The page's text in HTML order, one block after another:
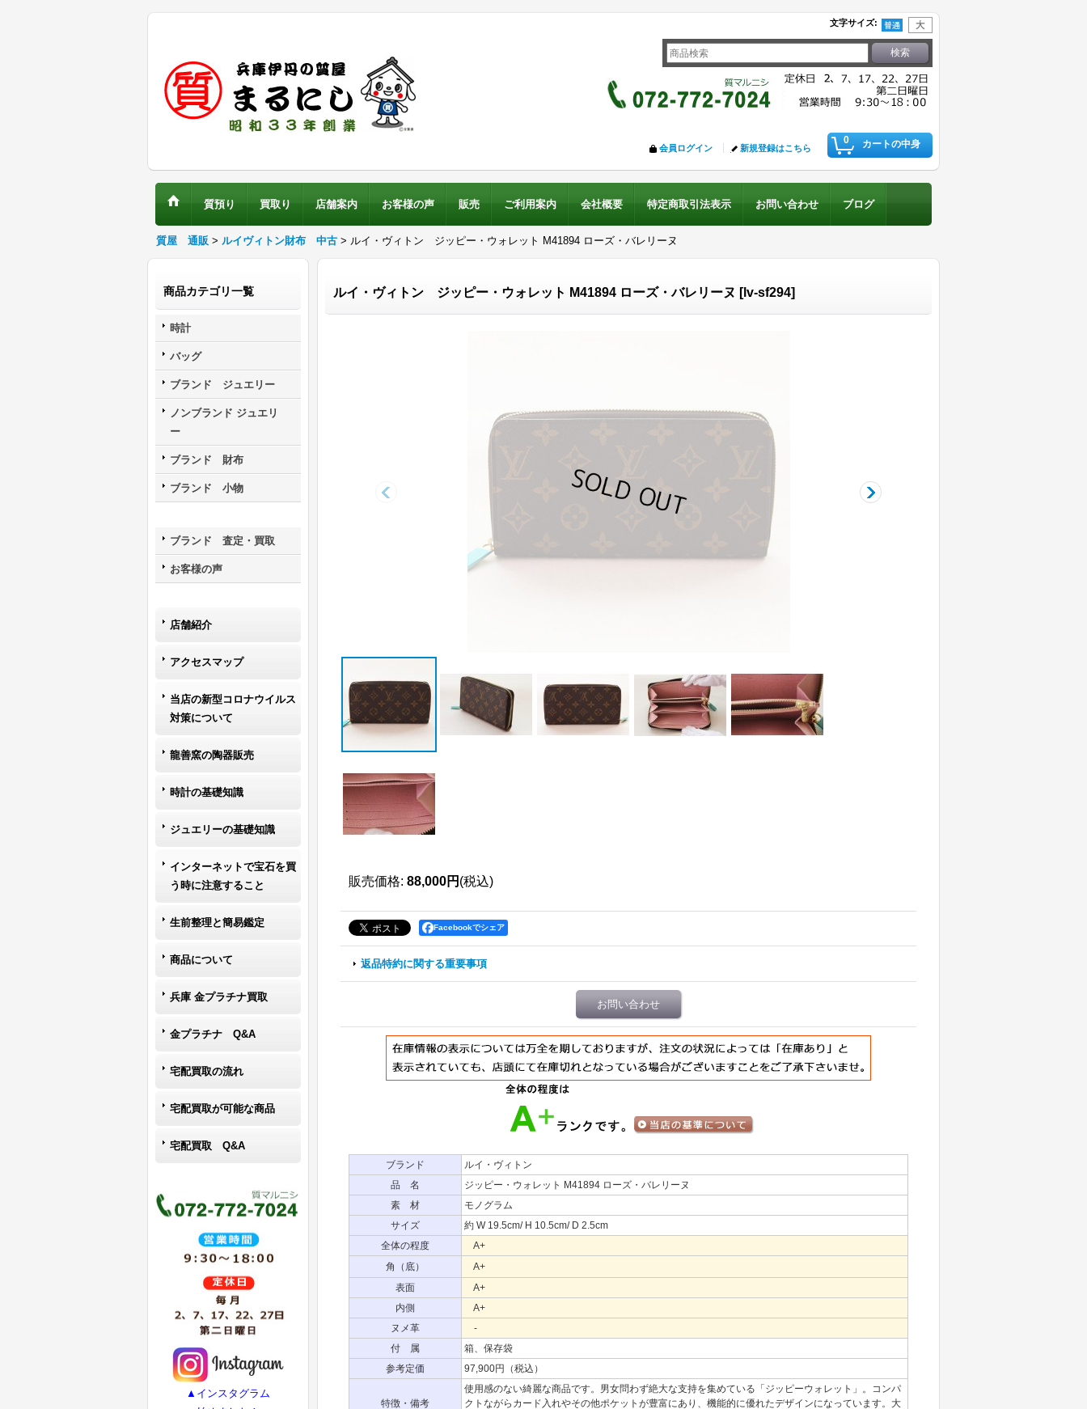
質屋 通販 > ルイヴィトン財布 中古 > ルイ・ヴィトン ジッピー・ウォレット M41894 ローズ・バレリーヌ
文字サイズ:
0 カートの中身
会員ログイン 新規登録はこちら
質預り 買取り 店舗案内 お客様の声 販売 ご利用案内 会社概要 特定商取引法表示 お問い合わせ ブログ
商品カテゴリ一覧
時計
バッグ
ブランド ジュエリー
ノンブランド ジュエリ
ー
ブランド 財布
ブランド 小物
ブランド 査定・買取
お客様の声
店舗紹介
アクセスマップ
当店の新型コロナウイルス
対策について
龍善窯の陶器販売
時計の基礎知識
ジュエリーの基礎知識
インターネットで宝石を買
う時に注意すること
生前整理と簡易鑑定
商品について
兵庫 金プラチナ買取
金プラチナ Q&A
宅配買取の流れ
宅配買取が可能な商品
宅配買取 Q&A
▲インスタグラム
ルイ・ヴィトン ジッピー・ウォレット M41894 ローズ・バレリーヌ [lv-sf294]
販売価格: 88,000円 (税込)
Facebookでシェア
返品特約に関する重要事項
お問い合わせ
ブランド
ルイ・ヴィトン
品 名
ジッピー・ウォレット M41894 ローズ・バレリーヌ
素 材
モノグラム
サイズ
約 W 19.5cm/ H 10.5cm/ D 2.5cm
全体の程度
A+
角（底）
A+
表面
A+
内側
A+
ヌメ革
-
付 属
箱、保存袋
参考定価
97,900円（税込）
特徴・備考
使用感のない綺麗な商品です。男女問わず絶大な支持を集めている「ジッピーウォレット」。コンパ
クトながらカード入れやその他ポケットが豊富にあり、機能的に優れたデザインになっています。大